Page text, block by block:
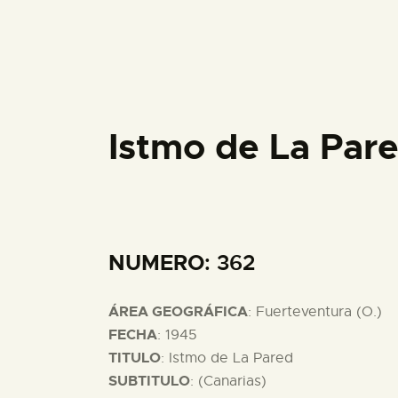
Istmo de La
NUMERO: 362
ÁREA GEOGRÁFICA: Fuerteventura (O.)
FECHA: 1945
TITULO: Istmo de La Pared
SUBTITULO: (Canarias)